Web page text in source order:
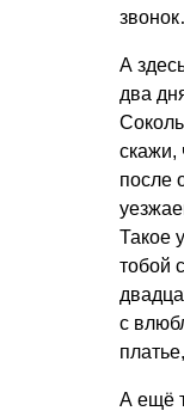
А
два
скажи,
после
Такое
тобой
с
А ещё